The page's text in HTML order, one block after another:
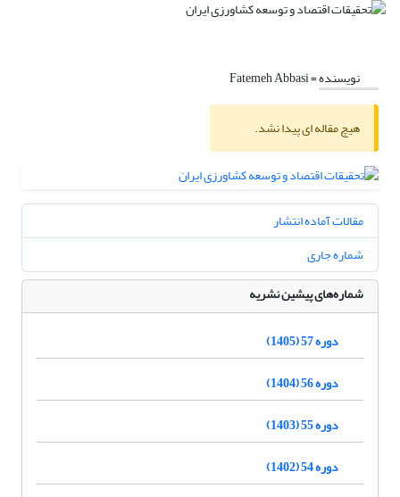
نویسنده =Fatemeh Abbasi
هیچ مقاله ای پیدا نشد.
مقالات آماده انتشار
شماره جاری
شماره‌های پیشین نشریه
دوره 57 (1405)
دوره 56 (1404)
دوره 55 (1403)
دوره 54 (1402)